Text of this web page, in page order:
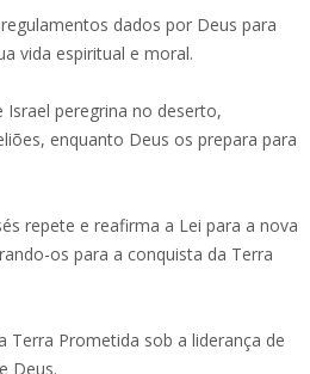
dados por Deus para
vida espiritual e moral.
peregrina no deserto,
enquanto Deus os prepara para
repete e reafirma a Lei para a nova
os para a conquista da Terra
Terra Prometida sob a liderança de
Deus.